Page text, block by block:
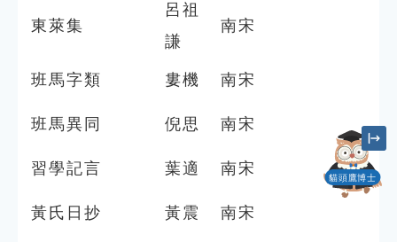
東萊集
呂祖
謙
南宋
班馬字類 婁機 南宋
班馬異同 倪思 南宋
習學記言 葉適 南宋
黃氏⽇抄 黃震 南宋
貓頭鷹博士